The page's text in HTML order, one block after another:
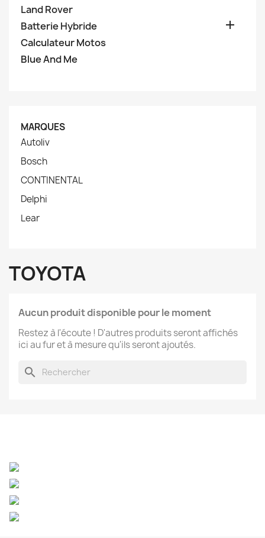
Land Rover
Batterie Hybride

Calculateur Motos
Blue And Me
MARQUES
Autoliv
Bosch
CONTINENTAL
Delphi
Lear
TOYOTA
Aucun produit disponible pour le moment
Restez à l'écoute ! D'autres produits seront affichés
ici au fur et à mesure qu'ils seront ajoutés.
search